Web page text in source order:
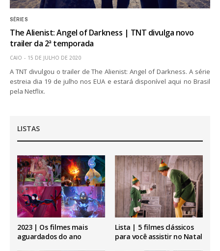
SÉRIES
The Alienist: Angel of Darkness | TNT divulga novo
trailer da 2ª temporada
CAIO 15 DE JULHO DE 2020
A TNT divulgou o trailer de The Alienist: Angel of Darkness. A série
estreia dia 19 de julho nos EUA e estará disponível aqui no Brasil
pela Netflix.
LISTAS
2023 | Os filmes mais
aguardados do ano
Lista | 5 filmes clássicos
para você assistir no Natal